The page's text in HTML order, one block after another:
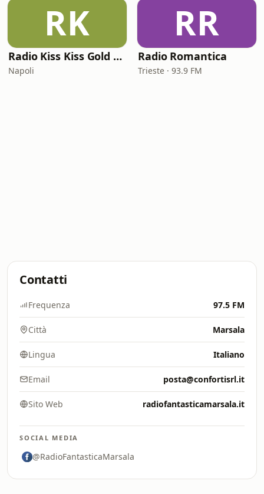
RK
Radio Kiss Kiss Gold Rock
Napoli
RR
Radio Romantica
Trieste · 93.9 FM
Contatti
Frequenza 97.5 FM
Città Marsala
Lingua Italiano
Email posta@confortisrl.it
Sito Web radiofantasticamarsala.it
SOCIAL MEDIA
@RadioFantasticaMarsala